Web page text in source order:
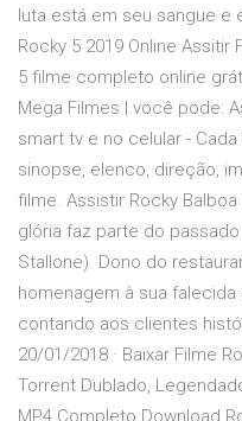
luta está em seu sangue
Rocky 5 2019 Online Assitir
5 filme completo online
Mega Filmes | você pode:
smart tv e no celular -
sinopse, elenco, direção,
filme. Assistir Rocky
glória faz parte do
Stallone). Dono do
homenagem à sua
contando aos clientes
20/01/2018 · Baixar Filme
Torrent Dublado,